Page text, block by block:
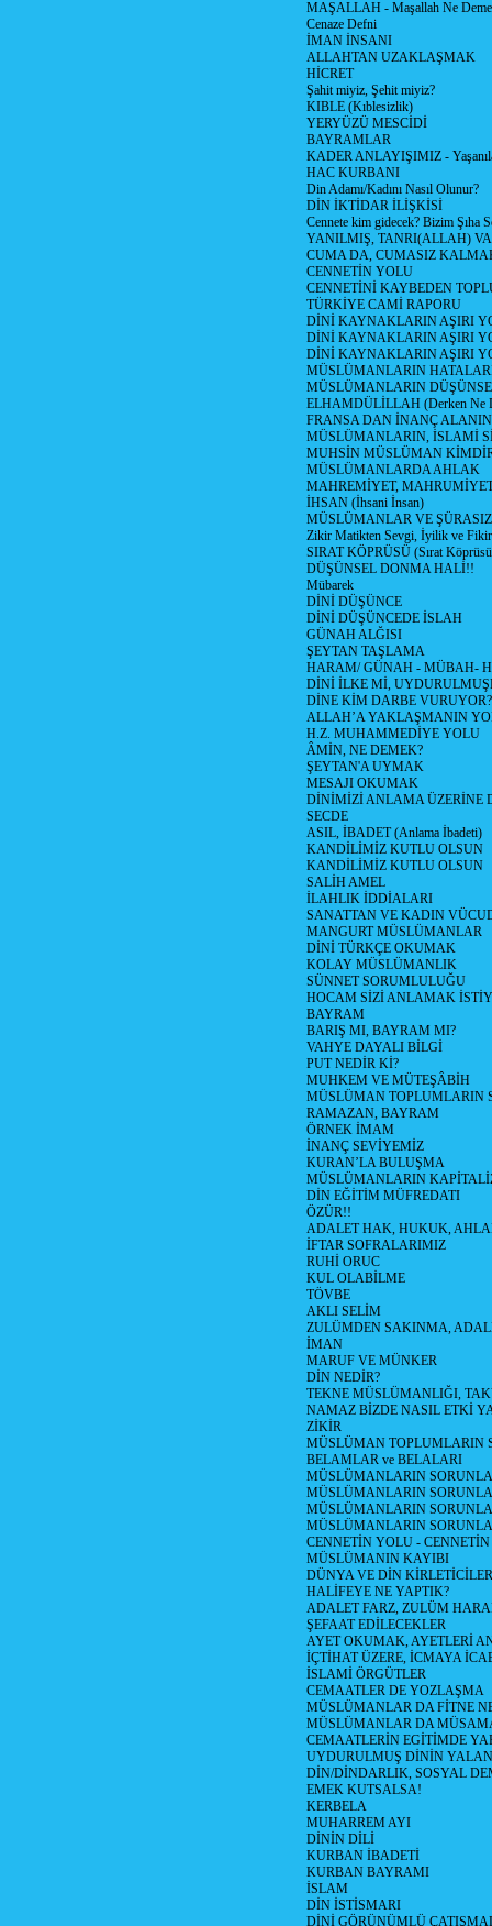
MAŞALLAH - Maşallah Ne
Cenaze Defni
İMAN İNSANI
ALLAHTAN UZAKLAŞMAK
HİCRET
Şahit miyiz, Şehit miyiz?
KIBLE (Kıblesizlik)
YERYÜZÜ MESCİDİ
BAYRAMLAR
KADER ANLAYIŞIMIZ -
HAC KURBANI
Din Adamı/Kadını Nasıl Olunur?
DİN İKTİDAR İLİŞKİSİ
Cennete kim gidecek? Bizim Şıha
YANILMIŞ, TANRI(ALLAH)
CUMA DA, CUMASIZ
CENNETİN YOLU
CENNETİNİ KAYBEDEN
TÜRKİYE CAMİ RAPORU
DİNİ KAYNAKLARIN AŞIRI
DİNİ KAYNAKLARIN AŞIRI
DİNİ KAYNAKLARIN AŞIRI
MÜSLÜMANLARIN
MÜSLÜMANLARIN
ELHAMDÜLİLLAH (Derken Ne
FRANSA DAN İNANÇ
MÜSLÜMANLARIN, İSLAMİ
MUHSİN MÜSLÜMAN
MÜSLÜMANLARDA AHLAK
MAHREMİYET,
İHSAN (İhsani İnsan)
MÜSLÜMANLAR VE
Zikir Matikten Sevgi, İyilik ve
SIRAT KÖPRÜSÜ (Sırat
DÜŞÜNSEL DONMA HALİ!!
Mübarek
DİNİ DÜŞÜNCE
DİNİ DÜŞÜNCEDE İSLAH
GÜNAH ALĞISI
ŞEYTAN TAŞLAMA
HARAM/ GÜNAH - MÜBAH-
DİNİ İLKE Mİ,
DİNE KİM DARBE VURUYOR?
ALLAH’A YAKLAŞMANIN
H.Z. MUHAMMEDİYE YOLU
ÂMİN, NE DEMEK?
ŞEYTAN'A UYMAK
MESAJI OKUMAK
DİNİMİZİ ANLAMA ÜZERİNE
SECDE
ASIL, İBADET (Anlama İbadeti)
KANDİLİMİZ KUTLU OLSUN
KANDİLİMİZ KUTLU OLSUN
SALİH AMEL
İLAHLIK İDDİALARI
SANATTAN VE KADIN
MANGURT MÜSLÜMANLAR
DİNİ TÜRKÇE OKUMAK
KOLAY MÜSLÜMANLIK
SÜNNET SORUMLULUĞU
HOCAM SİZİ ANLAMAK
BAYRAM
BARIŞ MI, BAYRAM MI?
VAHYE DAYALI BİLGİ
PUT NEDİR Kİ?
MUHKEM VE MÜTEŞÂBİH
MÜSLÜMAN TOPLUMLARIN
RAMAZAN, BAYRAM
ÖRNEK İMAM
İNANÇ SEVİYEMİZ
KURAN’LA BULUŞMA
MÜSLÜMANLARIN
DİN EĞİTİM MÜFREDATI
ÖZÜR!!
ADALET HAK, HUKUK,
İFTAR SOFRALARIMIZ
RUHİ ORUC
KUL OLABİLME
TÖVBE
AKLI SELİM
ZULÜMDEN SAKINMA,
İMAN
MARUF VE MÜNKER
DİN NEDİR?
TEKNE MÜSLÜMANLIĞI,
NAMAZ BİZDE NASIL ETKİ
ZİKİR
MÜSLÜMAN TOPLUMLARIN
BELAMLAR ve BELALARI
MÜSLÜMANLARIN
MÜSLÜMANLARIN
MÜSLÜMANLARIN
MÜSLÜMANLARIN
CENNETİN YOLU -
MÜSLÜMANIN KAYIBI
DÜNYA VE DİN
HALİFEYE NE YAPTIK?
ADALET FARZ, ZULÜM
ŞEFAAT EDİLECEKLER
AYET OKUMAK, AYETLERİ
İÇTİHAT ÜZERE, İCMAYA
İSLAMİ ÖRGÜTLER
CEMAATLER DE YOZLAŞMA
MÜSLÜMANLAR DA FİTNE
MÜSLÜMANLAR DA
CEMAATLERİN EGİTİMDE
UYDURULMUŞ DİNİN
DİN/DİNDARLIK, SOSYAL
EMEK KUTSALSA!
KERBELA
MUHARREM AYI
DİNİN DİLİ
KURBAN İBADETİ
KURBAN BAYRAMI
İSLAM
DİN İSTİSMARI
DİNİ GÖRÜNÜMLÜ